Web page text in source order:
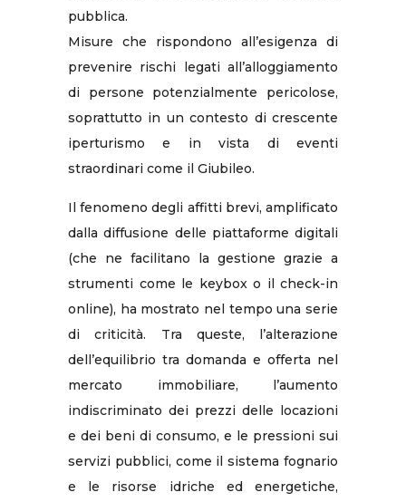
pubblica.
Misure che rispondono all’esigenza di
prevenire rischi legati all’alloggiamento
di persone potenzialmente pericolose,
soprattutto in un contesto di crescente
iperturismo e in vista di eventi
straordinari come il Giubileo.
Il fenomeno degli affitti brevi, amplificato
dalla diffusione delle piattaforme digitali
(che ne facilitano la gestione grazie a
strumenti come le keybox o il check-in
online), ha mostrato nel tempo una serie
di criticità. Tra queste, l’alterazione
dell’equilibrio tra domanda e offerta nel
mercato immobiliare, l’aumento
indiscriminato dei prezzi delle locazioni
e dei beni di consumo, e le pressioni sui
servizi pubblici, come il sistema fognario
e le risorse idriche ed energetiche,